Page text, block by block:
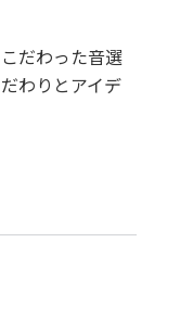
だわった音選
わりとアイデ